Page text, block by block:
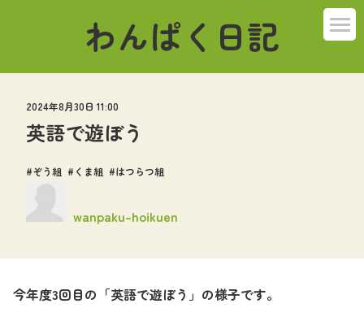
わんぱく日記
ばんび組
はつらつ組
2024年8月30日 11:00
英語で遊ぼう
ぞう組 くま組 はつらつ組
wanpaku-hoikuen
今年度3回目の「英語で遊ぼう」の様子です。